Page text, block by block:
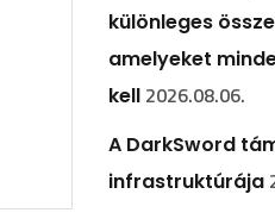
különleges
amelyeket
kell 2026.08.06.
A DarkSword
infrastruktúrája